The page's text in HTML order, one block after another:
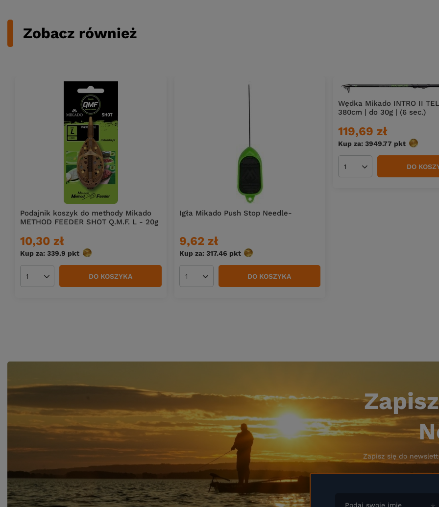
Zobacz również
Podajnik koszyk do methody Mikado
METHOD FEEDER SHOT Q.M.F. L - 20g
10,30 zł
Kup za: 339.9 pkt punktów
Ilość produktów DO KOSZYKA
Igła Mikado Push Stop Needle-
9,62 zł
Kup za: 317.46 pktpunktów
Ilość produktów DO KOSZYKA
Wędka Mikado INTRO II
380cm | do 30g | (6 sec.)
119,69 zł
Kup za: 3949.77 pkt punktów
Ilość produktów DO
Zapisz się do
Podaj swoje imię